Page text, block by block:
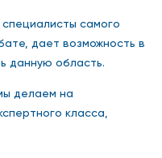
самого
дает возможность в
данную область.
делаем на
класса,